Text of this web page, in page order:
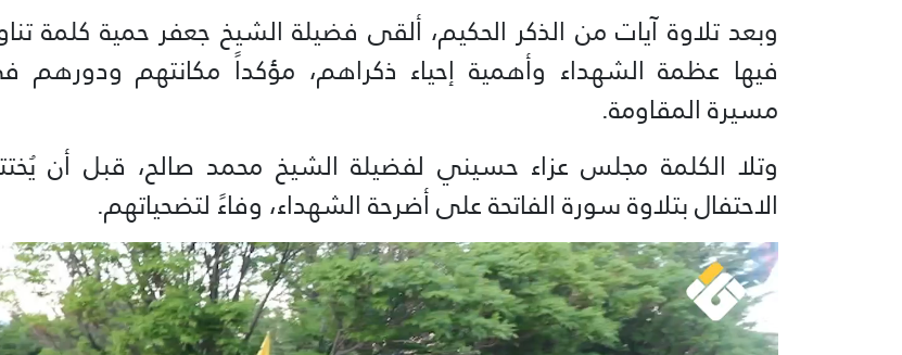
وبعد تلاوة آيات من الذكر الحكيم، ألقى فضيلة الشيخ جعفر حمية كلمة
فيها عظمة الشهداء وأهمية إحياء ذكراهم، مؤكداً مكانتهم ودورهم
مسيرة المقاومة.
وتلا الكلمة مجلس عزاء حسيني لفضيلة الشيخ محمد صالح، قبل أن
الاحتفال بتلاوة سورة الفاتحة على أضرحة الشهداء، وفاءً لتضحياتهم.